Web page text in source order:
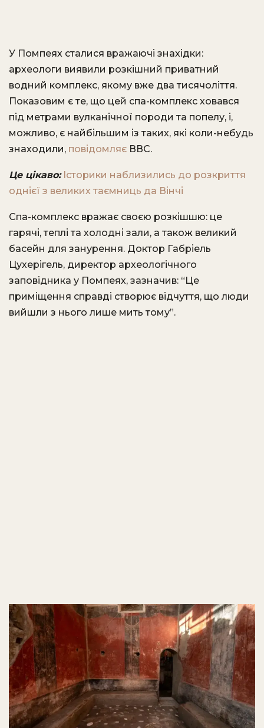
У Помпеях сталися вражаючі знахідки:
археологи виявили розкішний приватний
водний комплекс, якому вже два тисячоліття.
Показовим є те, що цей спа-комплекс ховався
під метрами вулканічної породи та попелу, і,
можливо, є найбільшим із таких, які коли-небудь
знаходили, повідомляє ВВС.
Це цікаво: Історики наблизились до розкриття
однієї з великих таємниць да Вінчі
Спа-комплекс вражає своєю розкішшю: це
гарячі, теплі та холодні зали, а також великий
басейн для занурення. Доктор Габріель
Цухерігель, директор археологічного
заповідника у Помпеях, зазначив: “Це
приміщення справді створює відчуття, що люди
вийшли з нього лише мить тому”.